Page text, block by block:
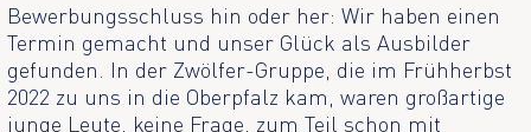
Bewerbungsschluss hin oder her: Wir haben einen
Termin gemacht und unser Glück als Ausbilder
gefunden. In der Zwölfer-Gruppe, die im Frühherbst
2022 zu uns in die Oberpfalz kam, waren großartige
junge Leute, keine Frage, zum Teil schon mit